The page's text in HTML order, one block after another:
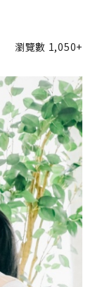
瀏覽數 1,050+